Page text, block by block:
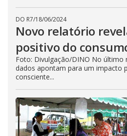
DO R7/18/06/2024
Novo relatório
positivo do
Foto: Divulgação/DINO No último
dados apontam para um impacto
consciente...